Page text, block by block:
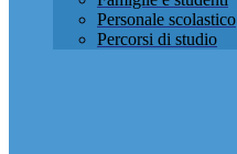
Personale scolastico
Percorsi di studio